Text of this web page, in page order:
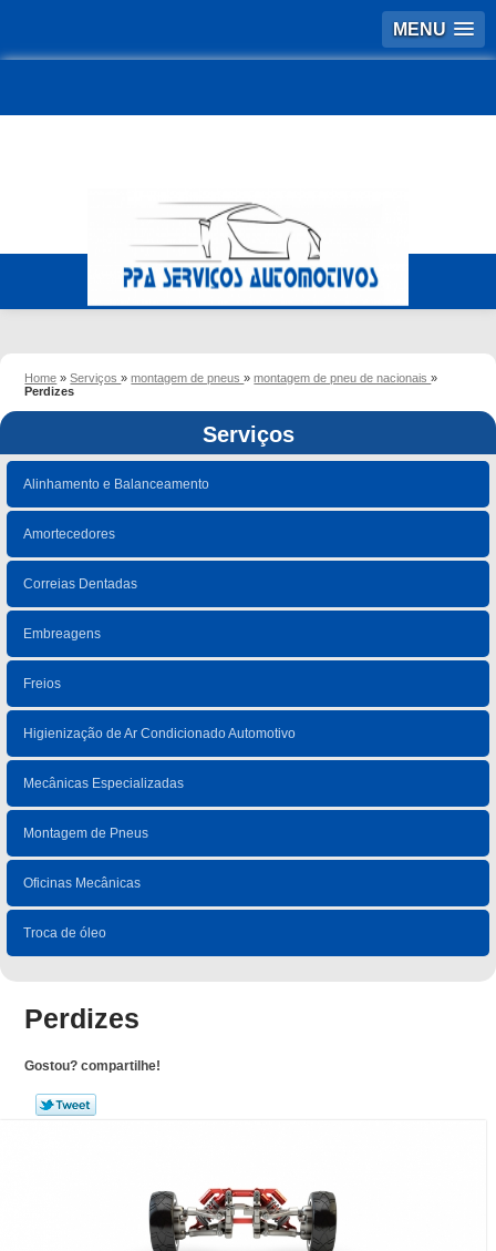
MENU
Home »Serviços»montagem de pneus»montagem de pneu de nacionais»
Perdizes
Serviços
Alinhamento e Balanceamento
Amortecedores
Correias Dentadas
Embreagens
Freios
Higienização de Ar Condicionado Automotivo
Mecânicas Especializadas
Montagem de Pneus
Oficinas Mecânicas
Troca de óleo
Perdizes
Gostou? compartilhe!